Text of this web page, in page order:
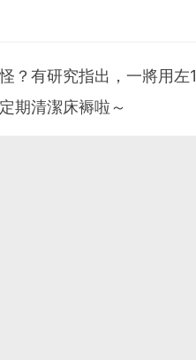
？有研究指出，一將用左1
期清潔床褥啦～